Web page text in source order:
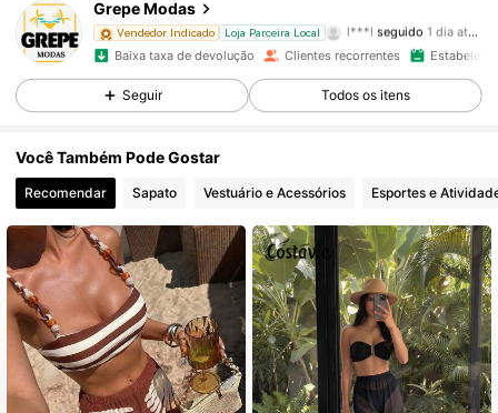
Grepe Modas
Vendedor Indicado Loja Parceira Local 4,91 5K Seguidores
4,91 5K Seguidores
4,91 5K Seguidores
4,91 5K Seguidores
4,91 5K Seguidores
4,91 5K Seguidores
Baixa taxa de devolução Clientes recorrentes
Seguir Todos os itens
Você Também Pode Gostar
Recomendar Sapato Vestuário e Acessórios Esportes e